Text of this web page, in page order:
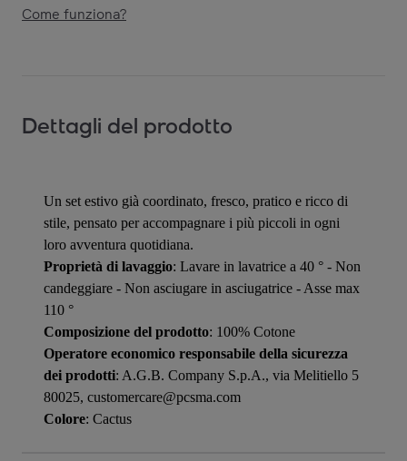
Come funziona?
Dettagli del prodotto
Un set estivo già coordinato, fresco, pratico e ricco di
stile, pensato per accompagnare i più piccoli in ogni
loro avventura quotidiana.
Proprietà di lavaggio: Lavare in lavatrice a 40 ° - Non
candeggiare - Non asciugare in asciugatrice - Asse max
110 °
Composizione del prodotto: 100% Cotone
Operatore economico responsabile della sicurezza
dei prodotti: A.G.B. Company S.p.A., via Melitiello 5
80025, customercare@pcsma.com
Colore: Cactus